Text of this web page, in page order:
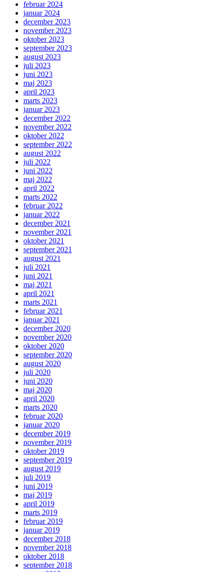
februar 2024
januar 2024
december 2023
november 2023
oktober 2023
september 2023
august 2023
juli 2023
juni 2023
maj 2023
april 2023
marts 2023
januar 2023
december 2022
november 2022
oktober 2022
september 2022
august 2022
juli 2022
juni 2022
maj 2022
april 2022
marts 2022
februar 2022
januar 2022
december 2021
november 2021
oktober 2021
september 2021
august 2021
juli 2021
juni 2021
maj 2021
april 2021
marts 2021
februar 2021
januar 2021
december 2020
november 2020
oktober 2020
september 2020
august 2020
juli 2020
juni 2020
maj 2020
april 2020
marts 2020
februar 2020
januar 2020
december 2019
november 2019
oktober 2019
september 2019
august 2019
juli 2019
juni 2019
maj 2019
april 2019
marts 2019
februar 2019
januar 2019
december 2018
november 2018
oktober 2018
september 2018